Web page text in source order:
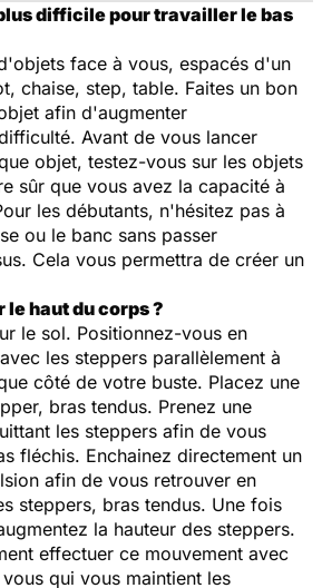
difficile pour travailler le bas
face à vous, espacés d'un
chaise, step, table. Faites un bon
afin d'augmenter
Avant de vous lancer
objet, testez-vous sur les objets
sûr que vous avez la capacité à
les débutants, n'hésitez pas à
ou le banc sans passer
Cela vous permettra de créer un
haut du corps ?
le sol. Positionnez-vous en
les steppers parallèlement à
côté de votre buste. Placez une
bras tendus. Prenez une
les steppers afin de vous
fléchis. Enchainez directement un
afin de vous retrouver en
steppers, bras tendus. Une fois
la hauteur des steppers.
effectuer ce mouvement avec
qui vous maintient les